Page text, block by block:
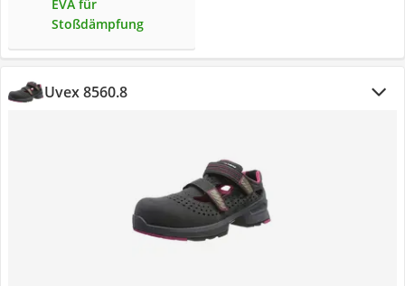
EVA für
Stoßdämpfung
Uvex 8560.8